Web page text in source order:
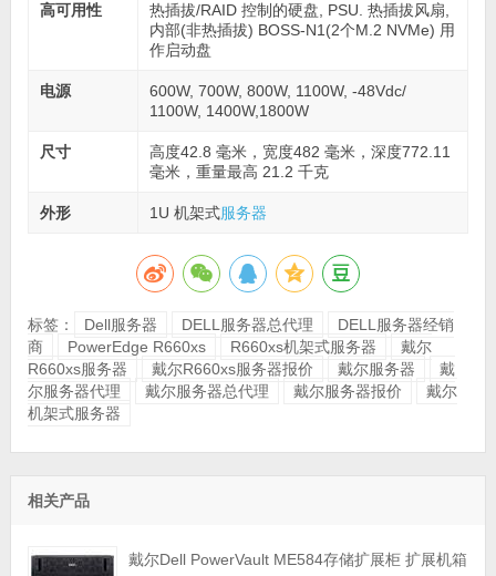
高可用性
热插拔/RAID 控制的硬盘, PSU. 热插拔风扇,
内部(非热插拔) BOSS-N1(2个M.2 NVMe) 用
作启动盘
电源
600W, 700W, 800W, 1100W, -48Vdc/
1100W, 1400W,1800W
尺寸
高度42.8 毫米，宽度482 毫米，深度772.11
毫米，重量最高 21.2 千克
外形 1U 机架式服务器
标签： Dell服务器 DELL服务器总代理
DELL服务器经销
商
PowerEdge R660xs R660xs机架式服务器
戴尔
R660xs服务器
戴尔R660xs服务器报价 戴尔服务器
戴
尔服务器代理
戴尔服务器总代理 戴尔服务器报价
戴尔
机架式服务器
相关产品
戴尔Dell PowerVault ME584存储扩展柜 扩展机箱